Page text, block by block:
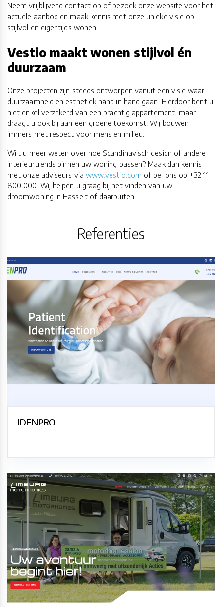
Neem vrijblijvend contact op of bezoek onze website voor het
actuele aanbod en maak kennis met onze unieke visie op
stijlvol en eigentijds wonen.
Vestio maakt wonen stijlvol én
duurzaam
Onze projecten zijn steeds ontworpen vanuit een visie waar
duurzaamheid en esthetiek hand in hand gaan. Hierdoor bent u
niet enkel verzekerd van een prachtig appartement, maar
draagt u ook bij aan een groene toekomst. Wij bouwen
immers met respect voor mens en milieu.
Wilt u meer weten over hoe Scandinavisch design of andere
interieurtrends binnen uw woning passen? Maak dan kennis
met onze adviseurs via www.vestio.com of bel ons op +32 11
800 000. Wij helpen u graag bij het vinden van uw
droomwoning in Hasselt of daarbuiten!
Referenties
IDENPRO